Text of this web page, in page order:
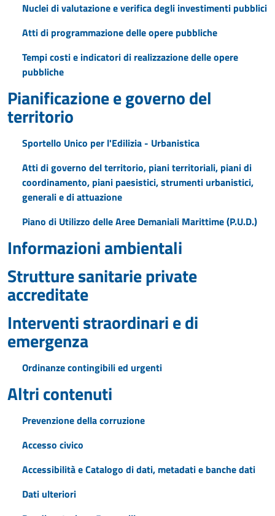
Nuclei di valutazione e verifica degli investimenti pubblici
Atti di programmazione delle opere pubbliche
Tempi costi e indicatori di realizzazione delle opere
pubbliche
Pianificazione e governo del
territorio
Sportello Unico per l'Edilizia - Urbanistica
Atti di governo del territorio, piani territoriali, piani di
coordinamento, piani paesistici, strumenti urbanistici,
generali e di attuazione
Piano di Utilizzo delle Aree Demaniali Marittime (P.U.D.)
Informazioni ambientali
Strutture sanitarie private
accreditate
Interventi straordinari e di
emergenza
Ordinanze contingibili ed urgenti
Altri contenuti
Prevenzione della corruzione
Accesso civico
Accessibilità e Catalogo di dati, metadati e banche dati
Dati ulteriori